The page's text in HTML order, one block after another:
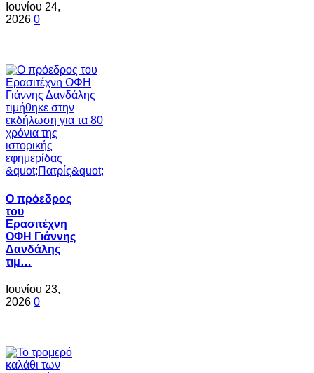
Ιουνίου 24,
2026 0
Ο πρόεδρος
του
Ερασιτέχνη
ΟΦΗ Γιάννης
Δανδάλης
τιμ…
Ιουνίου 23,
2026 0